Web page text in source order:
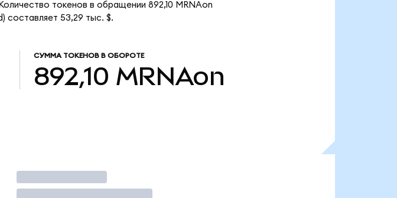
токенов в обращении 892,10 MRNAon
составляет 53,29 тыс. $.
СУММА ТОКЕНОВ В ОБОРОТЕ
892,10 MRNAon
Торговать